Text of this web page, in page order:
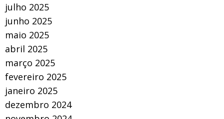
julho 2025
junho 2025
maio 2025
abril 2025
março 2025
fevereiro 2025
janeiro 2025
dezembro 2024